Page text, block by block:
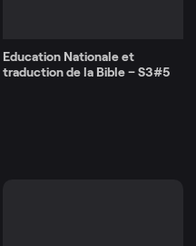
Education Nationale et
traduction de la Bible – S3#5